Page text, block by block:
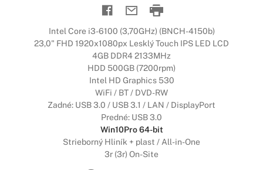
Intel Core i3-6100 (3,70GHz) (BNCH-4150b)
23,0" FHD 1920x1080px Lesklý Touch IPS LED LCD
4GB DDR4 2133MHz
HDD 500GB (7200rpm)
Intel HD Graphics 530
WiFi / BT / DVD-RW
Zadné: USB 3.0 / USB 3.1 / LAN / DisplayPort
Predné: USB 3.0
Win10Pro 64-bit
Strieborný Hliník + plast / All-in-One
3r (3r) On-Site